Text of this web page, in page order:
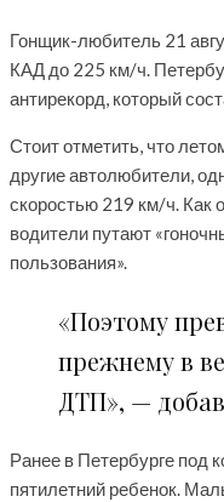
Гонщик-любитель 21
КАД до 225 км/ч.
антирекорд, который
Стоит отметить, что
другие автолюбители,
скоростью 219 км/ч. Как
водители путают
пользования».
«Поэтому
прежнему в
ДТП», —
Ранее в Петербурге под
пятилетний ребенок.